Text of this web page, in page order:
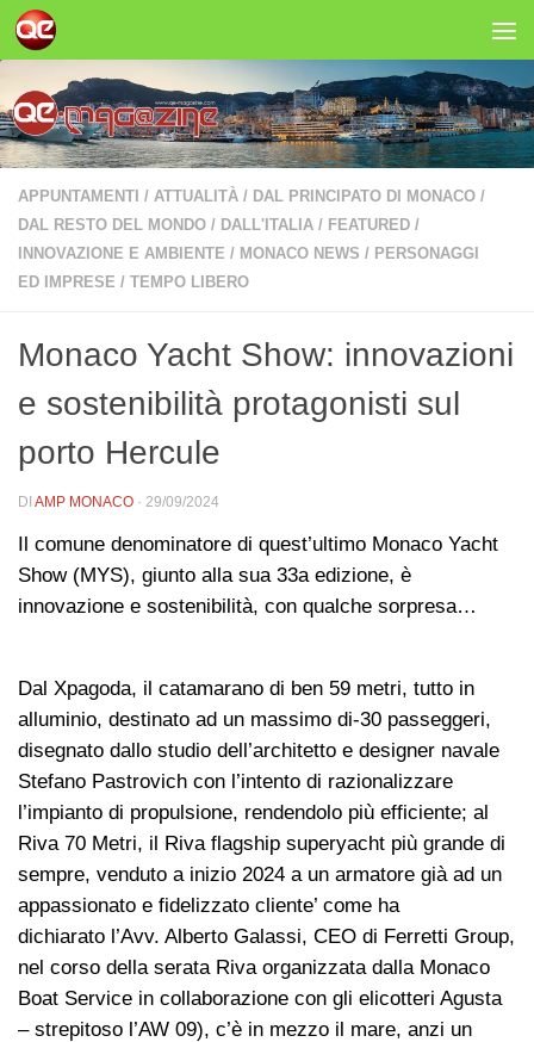
Salta al contenuto
APPUNTAMENTI / ATTUALITÀ / DAL PRINCIPATO DI MONACO /
DAL RESTO DEL MONDO / DALL'ITALIA / FEATURED /
INNOVAZIONE E AMBIENTE / MONACO NEWS / PERSONAGGI
ED IMPRESE / TEMPO LIBERO
Monaco Yacht Show: innovazioni
e sostenibilità protagonisti sul
porto Hercule
DI AMP MONACO · 29/09/2024
Il comune denominatore di quest’ultimo Monaco Yacht
Show (MYS), giunto alla sua 33a edizione, è
innovazione e sostenibilità, con qualche sorpresa…
Dal Xpagoda, il catamarano di ben 59 metri, tutto in
alluminio, destinato ad un massimo di-30 passeggeri,
disegnato dallo studio dell’architetto e designer navale
Stefano Pastrovich con l’intento di razionalizzare
l’impianto di propulsione, rendendolo più efficiente; al
Riva 70 Metri, il Riva flagship superyacht più grande di
sempre, venduto a inizio 2024 a un armatore già ad un
appassionato e fidelizzato cliente’ come ha
dichiarato l’Avv. Alberto Galassi, CEO di Ferretti Group,
nel corso della serata Riva organizzata dalla Monaco
Boat Service in collaborazione con gli elicotteri Agusta
– strepitoso l’AW 09), c’è in mezzo il mare, anzi un